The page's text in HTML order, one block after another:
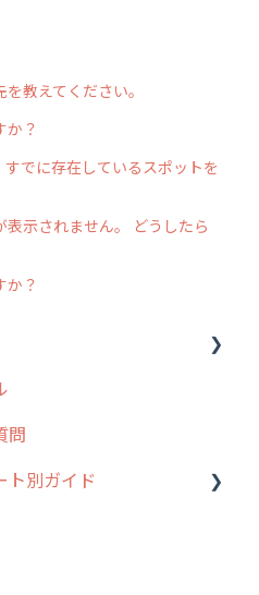
教えてください。
？
でに存在しているスポットを
示されません。 どうしたら
？
得について
問
ト別ガイド